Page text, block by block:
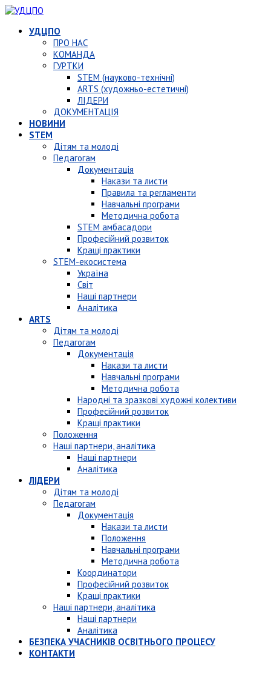
УДЦПО
ПРО НАС
КОМАНДА
ГУРТКИ
STEM (науково-технічні)
ARTS (художньо-естетичні)
ЛІДЕРИ
ДОКУМЕНТАЦІЯ
НОВИНИ
STEM
Дітям та молоді
Педагогам
Документація
Накази та листи
Правила та регламенти
Навчальні програми
Методична робота
STEM амбасадори
Професійний розвиток
Кращі практики
STEM-екосистема
Україна
Світ
Наші партнери
Аналітика
ARTS
Дітям та молоді
Педагогам
Документація
Накази та листи
Навчальні програми
Методична робота
Народні та зразкові художні колективи
Професійний розвиток
Кращі практики
Положення
Наші партнери, аналітика
Наші партнери
Аналітика
ЛІДЕРИ
Дітям та молоді
Педагогам
Документація
Накази та листи
Положення
Навчальні програми
Методична робота
Координатори
Професійний розвиток
Кращі практики
Наші партнери, аналітика
Наші партнери
Аналітика
БЕЗПЕКА УЧАСНИКІВ ОСВІТНЬОГО ПРОЦЕСУ
КОНТАКТИ